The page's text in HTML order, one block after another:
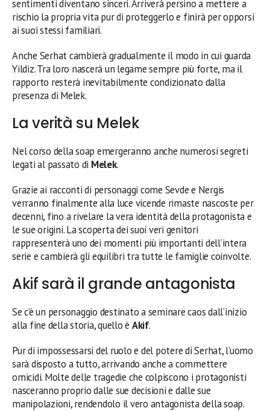
sentimenti diventano sinceri. Arriverà persino a mettere a
rischio la propria vita pur di proteggerlo e finirà per opporsi
ai suoi stessi familiari.
Anche Serhat cambierà gradualmente il modo in cui guarda
Yildiz. Tra loro nascerà un legame sempre più forte, ma il
rapporto resterà inevitabilmente condizionato dalla
presenza di Melek.
La verità su Melek
Nel corso della soap emergeranno anche numerosi segreti
legati al passato di Melek.
Grazie ai racconti di personaggi come Sevde e Nergis
verranno finalmente alla luce vicende rimaste nascoste per
decenni, fino a rivelare la vera identità della protagonista e
le sue origini. La scoperta dei suoi veri genitori
rappresenterà uno dei momenti più importanti dell’intera
serie e cambierà gli equilibri tra tutte le famiglie coinvolte.
Akif sarà il grande antagonista
Se c’è un personaggio destinato a seminare caos dall’inizio
alla fine della storia, quello è Akif.
Pur di impossessarsi del ruolo e del potere di Serhat, l’uomo
sarà disposto a tutto, arrivando anche a commettere
omicidi. Molte delle tragedie che colpiscono i protagonisti
nasceranno proprio dalle sue decisioni e dalle sue
manipolazioni, rendendolo il vero antagonista della soap.